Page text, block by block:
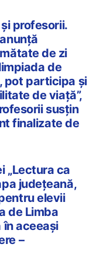
profesorii.
de zi
de
pot participa și
de viață”,
susțin
finalizate de
„Lectura ca
județeană,
elevii
de Limba
în aceeași
–